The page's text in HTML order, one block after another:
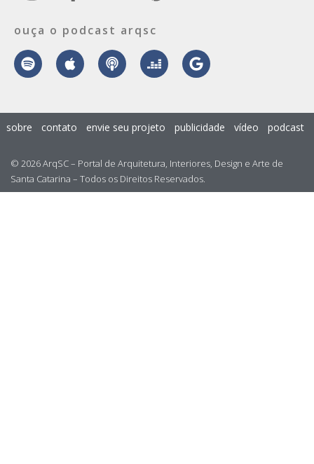
ouça o podcast arqsc
© 2026 ArqSC – Portal de Arquitetura, Interiores, Design e Arte de
Santa Catarina – Todos os Direitos Reservados.
sobre contato envie seu projeto publicidade vídeo podcast